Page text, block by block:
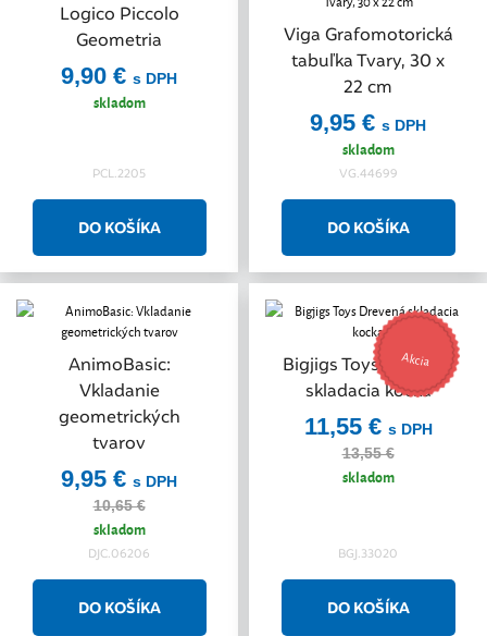
Logico Piccolo
Geometria
9,90 € s DPH
skladom
PCL.2205
Viga Grafomotorická
tabuľka Tvary, 30 x
22 cm
9,95 € s DPH
skladom
VG.44699
AnimoBasic:
Vkladanie
geometrických
tvarov
9,95 € s DPH
10,65 €
skladom
DJC.06206
Bigjigs Toys Drevená
skladacia kocka
Akcia
11,55 € s DPH
13,55 €
skladom
BGJ.33020